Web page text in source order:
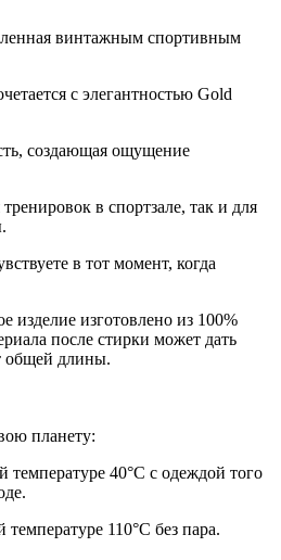
винтажным спортивным
с элегантностью Gold
создающая ощущение
в спортзале, так и для
в тот момент, когда
изделие изготовлено из 100%
после стирки может дать
общей длины.
планету:
температуре 40°C с одеждой того
110°С без пара.